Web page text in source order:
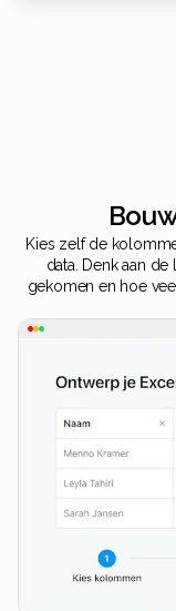
Kies zelf de kolommen en data voor je Excels en exporteer al je
data. Denk aan
gekomen en hoe